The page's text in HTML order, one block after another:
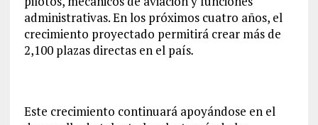
administrativas. En los próximos cuatro años, el
crecimiento proyectado permitirá crear más de
2,100 plazas directas en el país.
Este crecimiento continuará apoyándose en el